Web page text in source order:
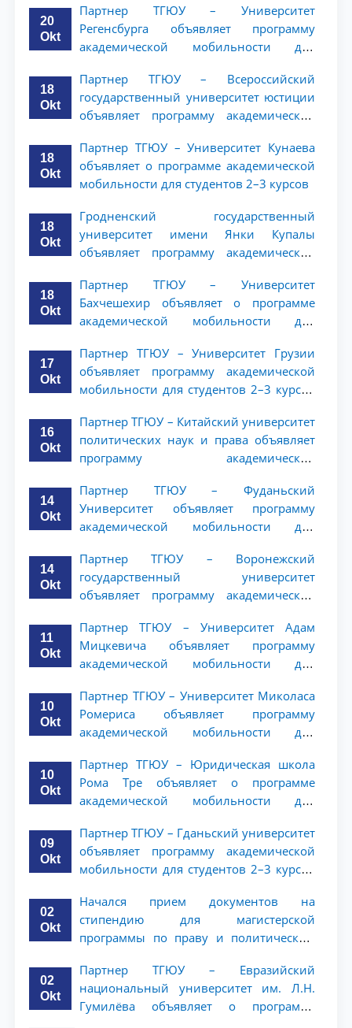
20
Okt
Партнер ТГЮУ – Университет
Регенсбурга объявляет программу
академической мобильности для
18
Okt
Партнер ТГЮУ – Всероссийский
государственный университет юстиции
объявляет программу академической
ТГЮУ
18
Okt
Партнер ТГЮУ – Университет Кунаева
объявляет о программе академической
мобильности для студентов 2–3 курсов
18
Okt
Гродненский государственный
университет имени Янки Купалы
объявляет программу академической
ТГЮУ
18
Okt
Партнер ТГЮУ – Университет
Бахчешехир объявляет о программе
академической мобильности для
17
Okt
Партнер ТГЮУ – Университет Грузии
объявляет программу академической
мобильности для студентов 2–3 курсов
16
Okt
Партнер ТГЮУ – Китайский университет
политических наук и права объявляет
программу академической
ТГЮУ
14
Okt
Партнер ТГЮУ – Фуданьский
Университет объявляет программу
академической мобильности для
14
Okt
Партнер ТГЮУ – Воронежский
государственный университет
объявляет программу академической
ТГЮУ
11
Okt
Партнер ТГЮУ – Университет Адам
Мицкевича объявляет программу
академической мобильности для
10
Okt
Партнер ТГЮУ – Университет Миколаса
Ромериса объявляет программу
академической мобильности для
10
Okt
Партнер ТГЮУ – Юридическая школа
Рома Тре объявляет о программе
академической мобильности для
09
Okt
Партнер ТГЮУ – Гданьский университет
объявляет программу академической
мобильности для студентов 2–3 курсов
02
Okt
Начался прием документов на
стипендию для магистерской
программы по праву и политическим
02
Okt
Партнер ТГЮУ – Евразийский
национальный университет им. Л.Н.
Гумилёва объявляет о программе